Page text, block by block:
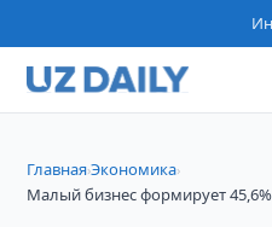
Главная›Экономика›
Малый бизнес формирует